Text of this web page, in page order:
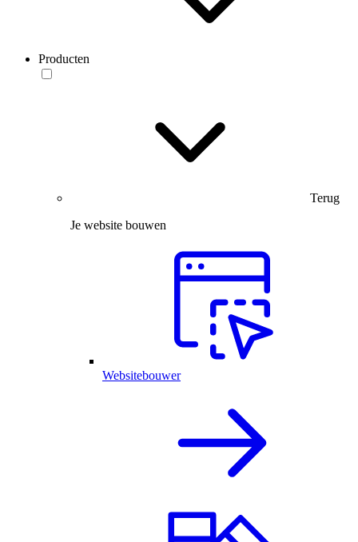
Producten
Terug
Je website bouwen
Websitebouwer